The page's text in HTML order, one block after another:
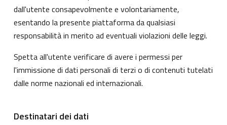
dall'utente consapevolmente e volontariamente,
esentando la presente piattaforma da qualsiasi
responsabilità in merito ad eventuali violazioni delle leggi.
Spetta all'utente verificare di avere i permessi per
l'immissione di dati personali di terzi o di contenuti tutelati
dalle norme nazionali ed internazionali.
Destinatari dei dati